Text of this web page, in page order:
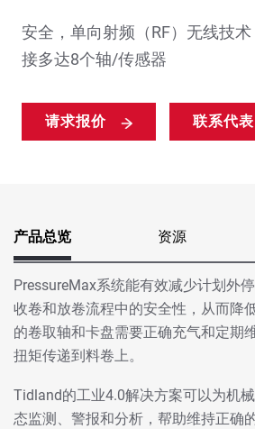
安全，单向射频（RF）无线技
接多达8个轴/传感器
请求报价 联系代表
产品总览 资源
PressureMax系统能有效减少计划外
收卷和放卷流程中的安全性，从而降
的卷取轴和卡盘需要正确充气和定期
扭矩传递到料卷上。
Tidland的工业4.0解决方案可以为机
态监测、警报和分析，帮助维持正确